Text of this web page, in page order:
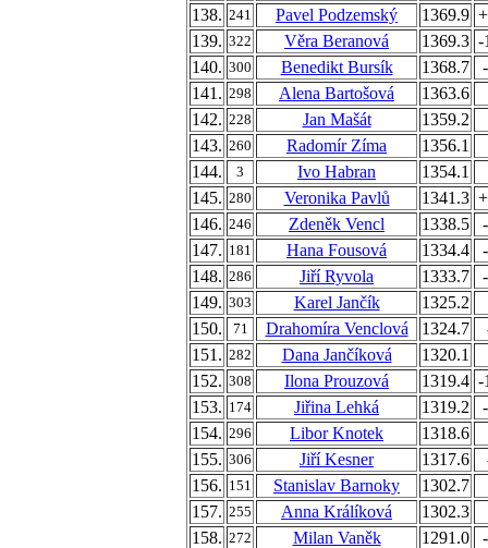
138. 241 Pavel Podzemský 1369.9
139. 322 Věra Beranová 1369.3 -
140. 300 Benedikt Bursík 1368.7
141. 298 Alena Bartošová
1363.6
142. 228 Jan Mašát
1359.2
143. 260 Radomír Zíma
1356.1
144.
3 Ivo Habran
1354.1
145. 280 Veronika Pavlů 1341.3
146. 246 Zdeněk Vencl 1338.5
147. 181 Hana Fousová 1334.4
148. 286 Jiří Ryvola 1333.7
149. 303 Karel Jančík
1325.2
150.
71 Drahomíra Venclová 1324.7
151. 282 Dana Jančíková
1320.1
152. 308 Ilona Prouzová 1319.4 -
153. 174 Jiřina Lehká 1319.2
154. 296 Libor Knotek
1318.6
155. 306 Jiří Kesner 1317.6
156. 151 Stanislav Barnoky
1302.7
157. 255 Anna Králíková
1302.3
158. 272 Milan Vaněk 1291.0